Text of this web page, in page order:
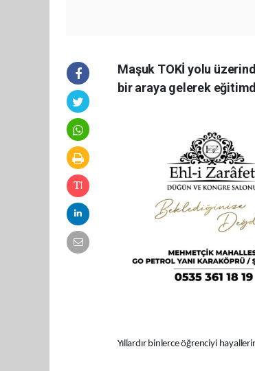
Maşuk TOKİ yolu
bir araya gelerek
Yıllardır binlerce öğrenciyi